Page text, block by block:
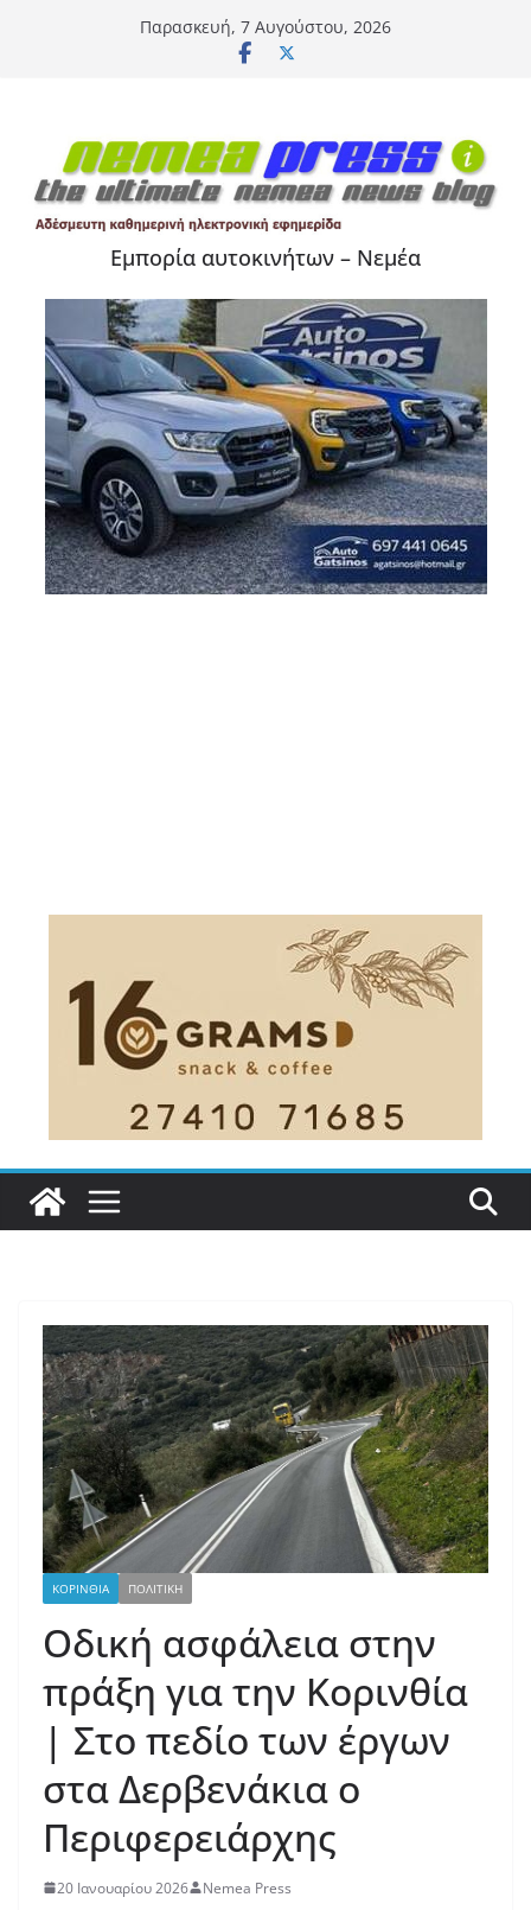
Παρασκευή, 7 Αυγούστου, 2026
Εμπορία αυτοκινήτων – Νεμέα
ΚΟΡΙΝΘΙΑ ΠΟΛΙΤΙΚΗ
Οδική ασφάλεια στην
πράξη για την Κορινθία
| Στο πεδίο των έργων
στα Δερβενάκια ο
Περιφερειάρχης
20 Ιανουαρίου 2026 Nemea Press